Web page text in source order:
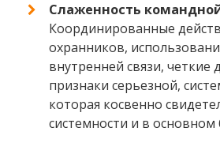
Слаженность
Координированные
охранников,
внутренней связи, четкие
признаки серьезной,
которая косвенно
системности и в основном